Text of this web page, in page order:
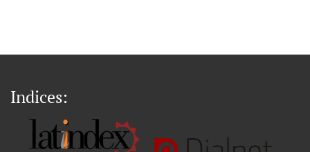
Indices: